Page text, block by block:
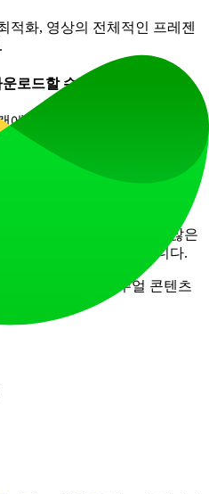
적화, 영상의 전체적인 프레젠
로드할 수 있나요?
에 따라 영상에 대한 다양한 다
플랜에서는 고해상도 출력이 가
있나요?
니다—무료 사용자는 더 많은
능과 다운로드를 얻습니다.
별화되는 멋진 비주얼 콘텐츠